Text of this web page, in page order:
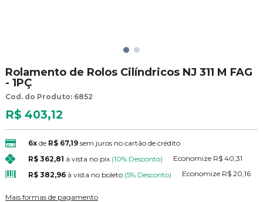
Rolamento de Rolos Cilíndricos NJ 311 M FAG
- 1PÇ
Cod. do Produto: 6852
R$ 403,12
6xde R$ 67,19 sem juros no cartão de crédito
R$ 362,81 à vista no pix (10% Desconto) Economize R$ 40,31
R$ 382,96 à vista no boleto (5% Desconto) Economize R$ 20,16
Mais formas de pagamento